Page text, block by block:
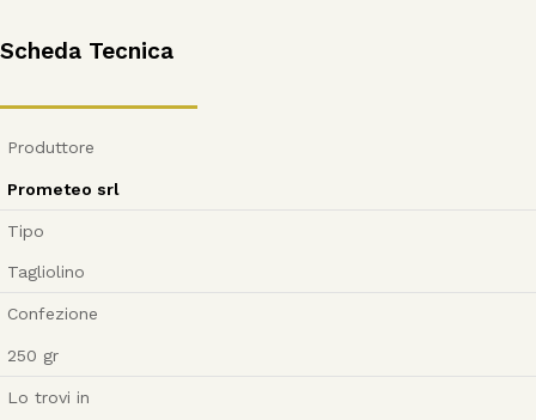
Scheda Tecnica
Produttore
Prometeo srl
Tipo
Tagliolino
Confezione
250 gr
Lo trovi in